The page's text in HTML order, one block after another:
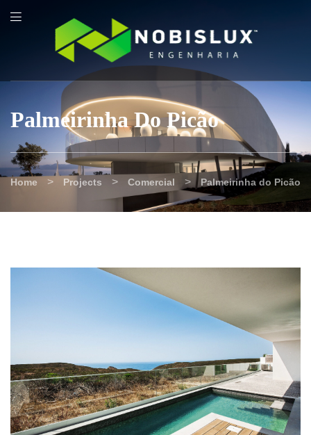
Palmeirinha Do Picão
Home > Projects > Comercial > Palmeirinha do Picão